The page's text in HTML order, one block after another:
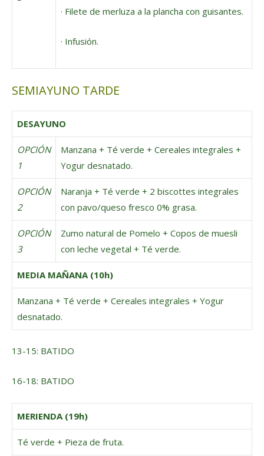
· Filete de merluza a la plancha con guisantes.
· Infusión.
SEMIAYUNO TARDE
DESAYUNO
OPCIÓN
1
Manzana + Té verde + Cereales integrales +
Yogur desnatado.
OPCIÓN
2
Naranja + Té verde + 2 biscottes integrales
con pavo/queso fresco 0% grasa.
OPCIÓN
3
Zumo natural de Pomelo + Copos de muesli
con leche vegetal + Té verde.
MEDIA MAÑANA (10h)
Manzana + Té verde + Cereales integrales + Yogur
desnatado.
13-15: BATIDO
16-18: BATIDO
MERIENDA (19h)
Té verde + Pieza de fruta.